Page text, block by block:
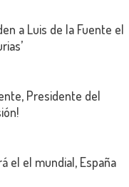
a Luis de la Fuente el
Presidente del
el el mundial, España